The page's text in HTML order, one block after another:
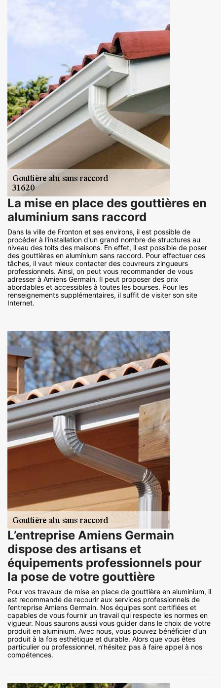
La mise en place des gouttières en
aluminium sans raccord
Dans la ville de Fronton et ses environs, il est possible de
procéder à l'installation d'un grand nombre de structures au
niveau des toits des maisons. En effet, il est possible de poser
des gouttières en aluminium sans raccord. Pour effectuer ces
tâches, il vaut mieux contacter des couvreurs zingueurs
professionnels. Ainsi, on peut vous recommander de vous
adresser à Amiens Germain. Il peut proposer des prix
abordables et accessibles à toutes les bourses. Pour les
renseignements supplémentaires, il suffit de visiter son site
Internet.
L’entreprise Amiens Germain
dispose des artisans et
équipements professionnels pour
la pose de votre gouttière
Pour vos travaux de mise en place de gouttière en aluminium, il
est recommandé de recourir aux services professionnels de
l’entreprise Amiens Germain. Nos équipes sont certifiées et
capables de vous fournir un travail qui respecte les normes en
vigueur. Nous saurons aussi vous guider dans le choix de votre
produit en aluminium. Avec nous, vous pouvez bénéficier d’un
produit à la fois esthétique et durable. Alors que vous êtes
particulier ou professionnel, n’hésitez pas à faire appel à nos
compétences.